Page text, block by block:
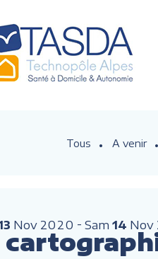
Tous A venir
Nov 2020 Sam 14 Nov